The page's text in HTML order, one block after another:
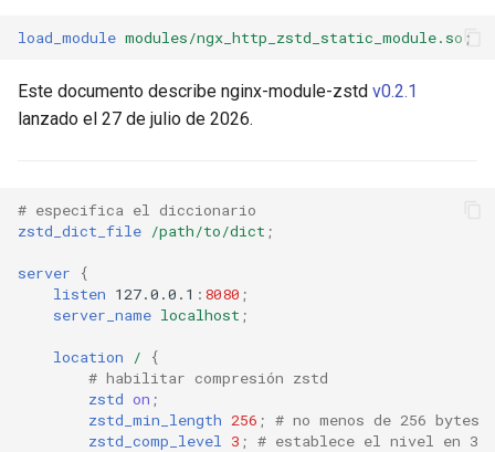
$is_desktop
$is_mobile
$os_name
$os_version
cors
counter
dns-server
exec
feishu-auth
Linux y AlmaLinux
load_module modules/ngx_http_zstd_static_module.so ;
Este documento describe nginx-module-zstd v0.2.1
lanzado el 27 de julio de 2026.
# especifica el diccionario
zstd_dict_file /path/to/dict ;
server
{
listen 127.0.0.1 : 8080 ;
server_name localhost ;
location /
{
# habilitar compresión zstd
zstd on ;
zstd_min_length 256 ; # no menos de 256 bytes
zstd_comp_level
3 ; # establece el nivel en 3